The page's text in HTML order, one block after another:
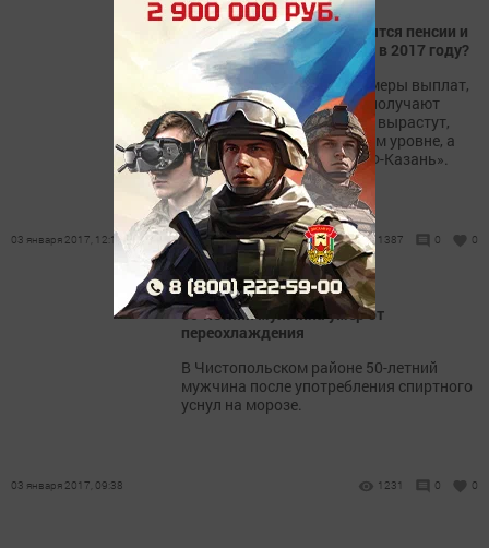
Новые льготы. Как изменятся пенсии и
пособия для татарстанцев в 2017 году?
В 2017 году меняются размеры выплат,
пенсий, пособий, которые получают
татарстанцы. Какие из них вырастут,
какие останутся на прежнем уровне, а
какие снизятся, узнал «АиФ-Казань».
03 января 2017, 12:14 1387 0 0
50-летний мужчина умер от
переохлаждения
В Чистопольском районе 50-летний
мужчина после употребления спиртного
уснул на морозе.
03 января 2017, 09:38 1231 0 0